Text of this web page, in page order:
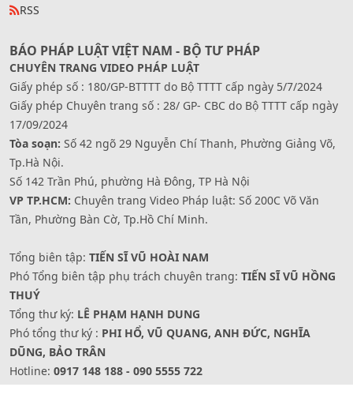
RSS
BÁO PHÁP LUẬT VIỆT NAM - BỘ TƯ PHÁP
CHUYÊN TRANG VIDEO PHÁP LUẬT
Giấy phép số : 180/GP-BTTTT do Bộ TTTT cấp ngày 5/7/2024
Giấy phép Chuyên trang số : 28/ GP- CBC do Bộ TTTT cấp ngày
17/09/2024
Tòa soạn: Số 42 ngõ 29 Nguyễn Chí Thanh, Phường Giảng Võ,
Tp.Hà Nội.
Số 142 Trần Phú, phường Hà Đông, TP Hà Nội
VP TP.HCM: Chuyên trang Video Pháp luật: Số 200C Võ Văn
Tần, Phường Bàn Cờ, Tp.Hồ Chí Minh.
Tổng biên tập: TIẾN SĨ VŨ HOÀI NAM
Phó Tổng biên tập phụ trách chuyên trang: TIẾN SĨ VŨ HỒNG
THUÝ
Tổng thư ký: LÊ PHẠM HẠNH DUNG
Phó tổng thư ký : PHI HỔ, VŨ QUANG, ANH ĐỨC, NGHĨA
DŨNG, BẢO TRÂN
Hotline: 0917 148 188 - 090 5555 722